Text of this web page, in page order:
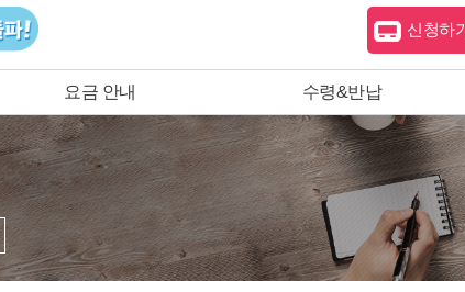
신청하기
요금 안내 수령&반납